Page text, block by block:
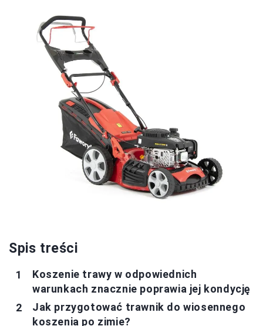
Spis treści
Koszenie trawy w odpowiednich
warunkach znacznie poprawia jej kondycję
Jak przygotować trawnik do wiosennego
koszenia po zimie?